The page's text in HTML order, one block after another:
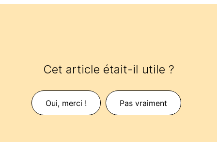
Cet article était-il utile ?
Oui, merci ! Pas vraiment